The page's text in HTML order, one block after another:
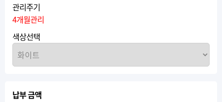
관리주기
4개월관리
색상선택
납부 금액